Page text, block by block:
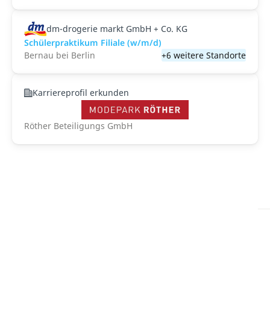
dm-drogerie markt GmbH + Co. KG
Schülerpraktikum Filiale (w/m/d)
Bernau bei Berlin
+6 weitere Standorte
Karriereprofil erkunden
Röther Beteiligungs GmbH